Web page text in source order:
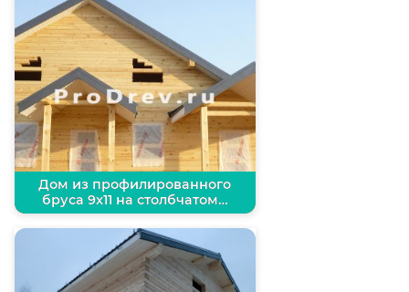
Дом из профилированного
бруса 9х11 на столбчатом…